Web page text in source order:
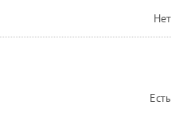
Нет
Есть